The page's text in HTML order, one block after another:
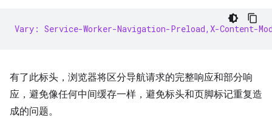
Vary: Service-Worker-Navigation-Preload,X-Content-
有了此标头，浏览器将区分导航请求的完整响应和部分响
应，避免像任何中间缓存一样，避免标头和页脚标记重复造
成的问题。